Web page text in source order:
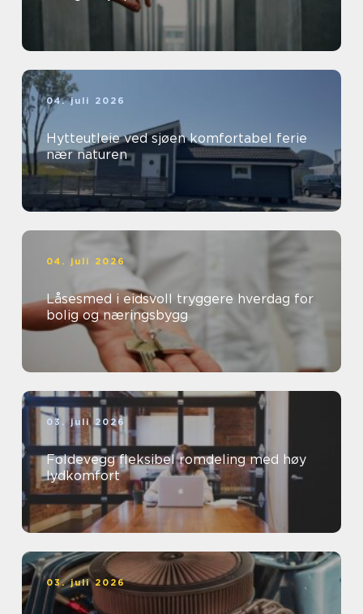
04. juli 2026
Hytteutleie ved sjøen komfortabel ferie
nær naturen
04. juli 2026
Låsesmed i eidsvoll tryggere hverdag for
bolig og næringsbygg
03. juli 2026
Foldevegg fleksibel romdeling med høy
lydkomfort
03. juli 2026